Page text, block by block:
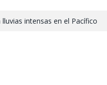
lluvias intensas en el Pacífico